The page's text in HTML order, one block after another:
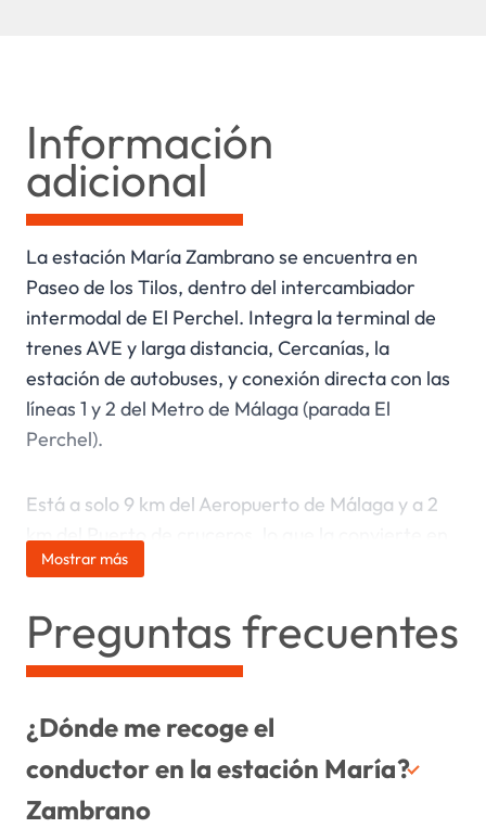
Información
adicional
La estación María Zambrano se encuentra en
Paseo de los Tilos, dentro del intercambiador
intermodal de El Perchel. Integra la terminal de
trenes AVE y larga distancia, Cercanías, la
estación de autobuses, y conexión directa con las
líneas 1 y 2 del Metro de Málaga (parada El
Perchel).
Está a solo 9 km del Aeropuerto de Málaga y a 2
km del Puerto de cruceros, lo que la convierte en
un nodo estratégico para cualquier tipo de
vuelo, podemos organizar tu transfer completo
puerta a puerta.
Nuestra flota incluye microbuses de 16 plazas,
minibuses de hasta 35 plazas y autobuses de
mayor capacidad, todos con conductor
profesional y disponibilidad 24/7.
Mostrar más
Preguntas frecuentes
¿Dónde me recoge el
conductor en la estación María
Zambrano
?